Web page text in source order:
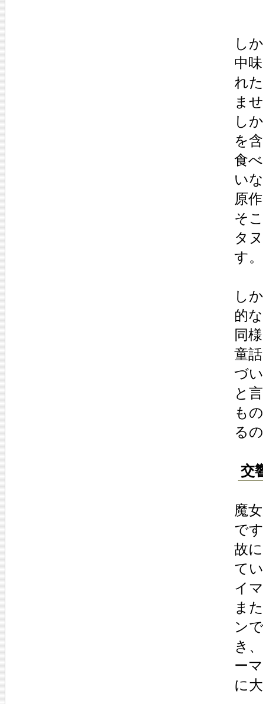
し
中
れ
ま
し
を
食
い
原
そ
タ
す。
し
的
同
童
づ
と
も
る
交
魔
で
故
て
イ
ま
ン
き
ー
に